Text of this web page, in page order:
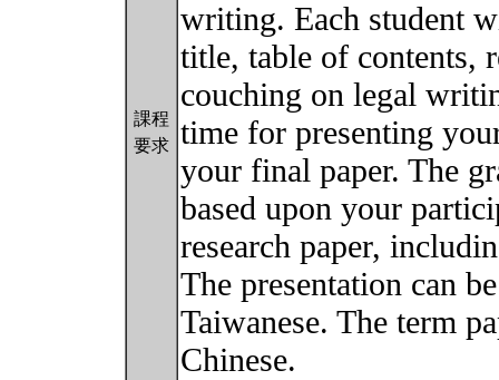
課程
要求
writing. Each student
title, table of contents,
couching on legal
time for presenting
your final paper. The
based upon your
research paper,
The presentation can
Taiwanese. The term
Chinese.